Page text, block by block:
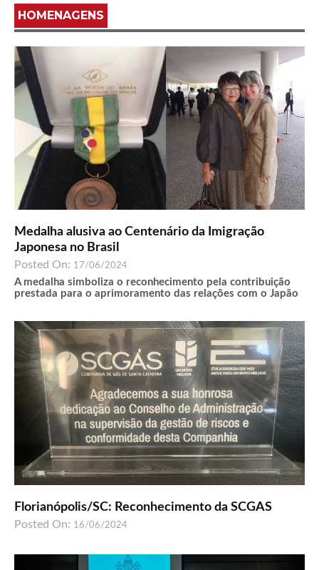
HOMENAGENS
Medalha alusiva ao Centenário da Imigração
Japonesa no Brasil
Posted On: 17/06/2024
A medalha simboliza o reconhecimento pela contribuição
prestada para o aprimoramento das relações com o Japão
Florianópolis/SC: Reconhecimento da SCGAS
Posted On: 16/06/2024